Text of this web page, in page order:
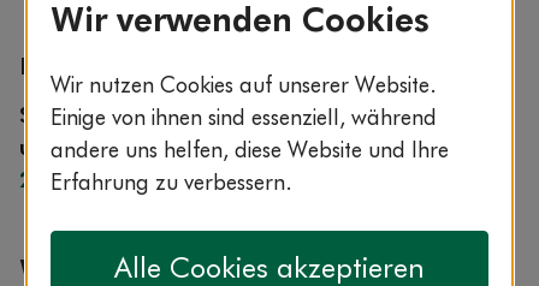
Sie erreichen AOK-Clarimedis rund um die Uhr
unter der kostenfreien Rufnummer 0800 1 265
265.
Weitetre Qualifikationen
Wir verwenden Cookies
Wir nutzen Cookies auf unserer Website.
Einige von ihnen sind essenziell, während
andere uns helfen, diese Website und Ihre
Erfahrung zu verbessern.
Alle Cookies akzeptieren